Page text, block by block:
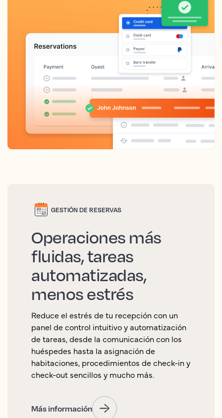
GESTIÓN DE RESERVAS
Operaciones más
fluidas, tareas
automatizadas,
menos estrés
Reduce el estrés de tu recepción con un
panel de control intuitivo y automatización
de tareas, desde la comunicación con los
huéspedes hasta la asignación de
habitaciones, procedimientos de check-in y
check-out sencillos y mucho más.
Más información